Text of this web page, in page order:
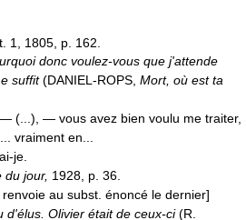
t. 1, 1805, p. 162.
donc voulez-vous que j'attende
suffit(DANIEL-ROPS, Mort, où est ta
(...), — vous avez bien voulu me traiter,
vraiment en...
je.
du jour, 1928, p. 36.
renvoie au subst. énoncé le dernier]
d'élus. Olivier était de ceux-ci(R.